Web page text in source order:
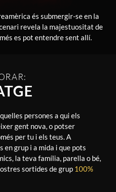
és submergir-se en la
revela la majestuositat de
es pot entendre sent allí.
persones a qui els
gent nova, o potser
per tu i els teus. A
grup i a mida i que pots
la teva família, parella o bé,
sortides de grup 100%